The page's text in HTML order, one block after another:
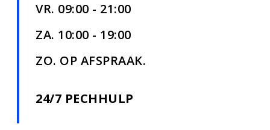
VR. 09:00 - 21:00
ZA. 10:00 - 19:00
ZO. OP AFSPRAAK.
24/7 PECHHULP